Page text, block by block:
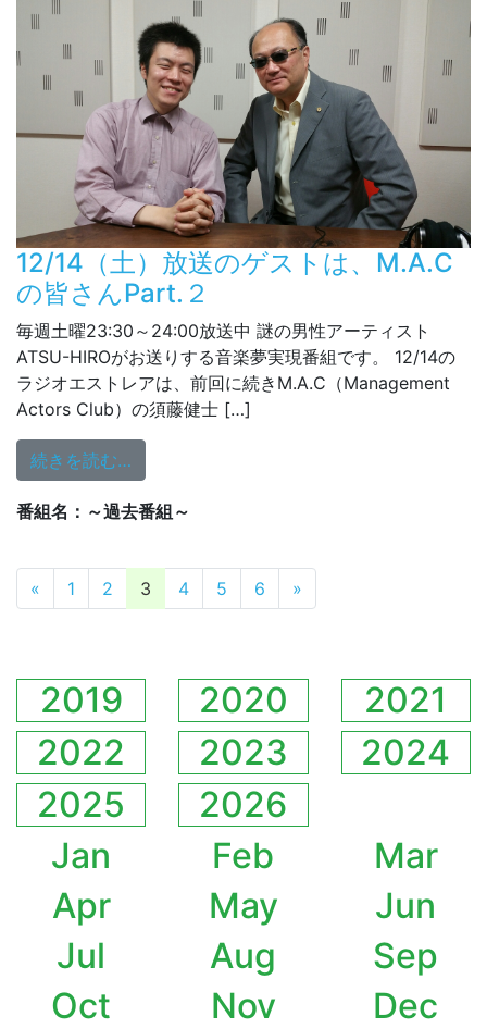
12/14（土）放送のゲストは、M.A.C
の皆さんPart.２
毎週土曜23:30～24:00放送中 謎の男性アーティスト
ATSU-HIROがお送りする音楽夢実現番組です。 12/14の
ラジオエストレアは、前回に続きM.A.C（Management
Actors Club）の須藤健士 […]
続きを読む…
番組名：～過去番組～
投稿ナビゲーション
« 1 2 3 4 5 6 »
2019 2020
2021
2022
2023
2024
2025
2026
Jan
Feb
Mar
Apr
May
Jun
Jul
Aug
Sep
Oct
Nov Dec